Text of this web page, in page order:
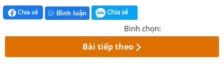
Chia sẻ Bình luận Chia sẻ
Bình chọn:
Bài tiếp theo